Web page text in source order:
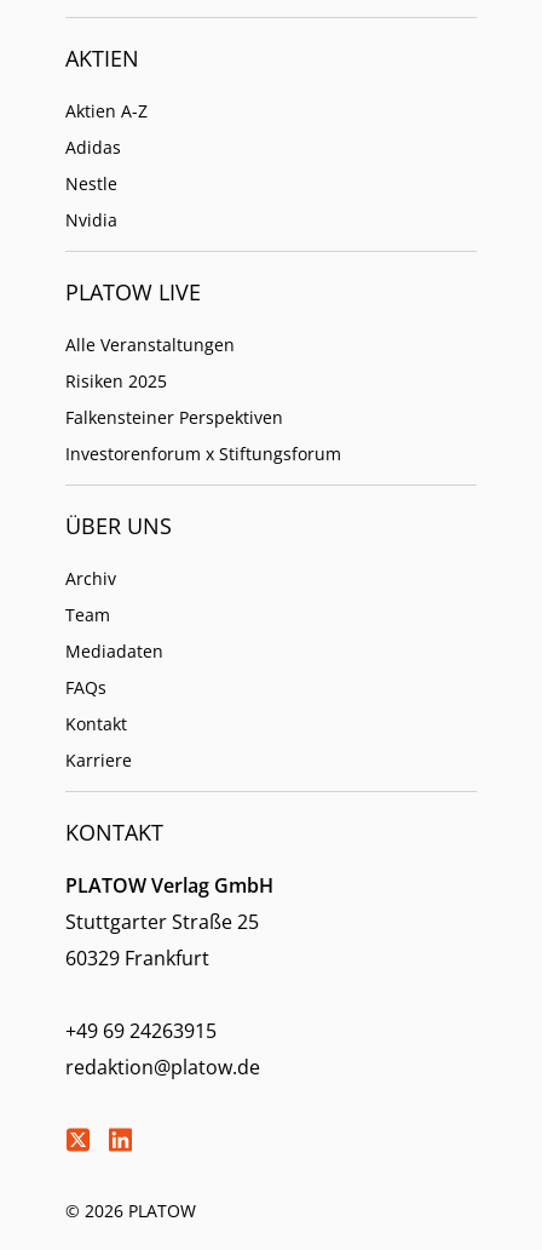
AKTIEN
Aktien A-Z
Adidas
Nestle
Nvidia
PLATOW LIVE
Alle Veranstaltungen
Risiken 2025
Falkensteiner Perspektiven
Investorenforum x Stiftungsforum
ÜBER UNS
Archiv
Team
Mediadaten
FAQs
Kontakt
Karriere
KONTAKT
PLATOW Verlag GmbH
Stuttgarter Straße 25
60329 Frankfurt
+49 69 24263915
redaktion@platow.de
© 2026 PLATOW